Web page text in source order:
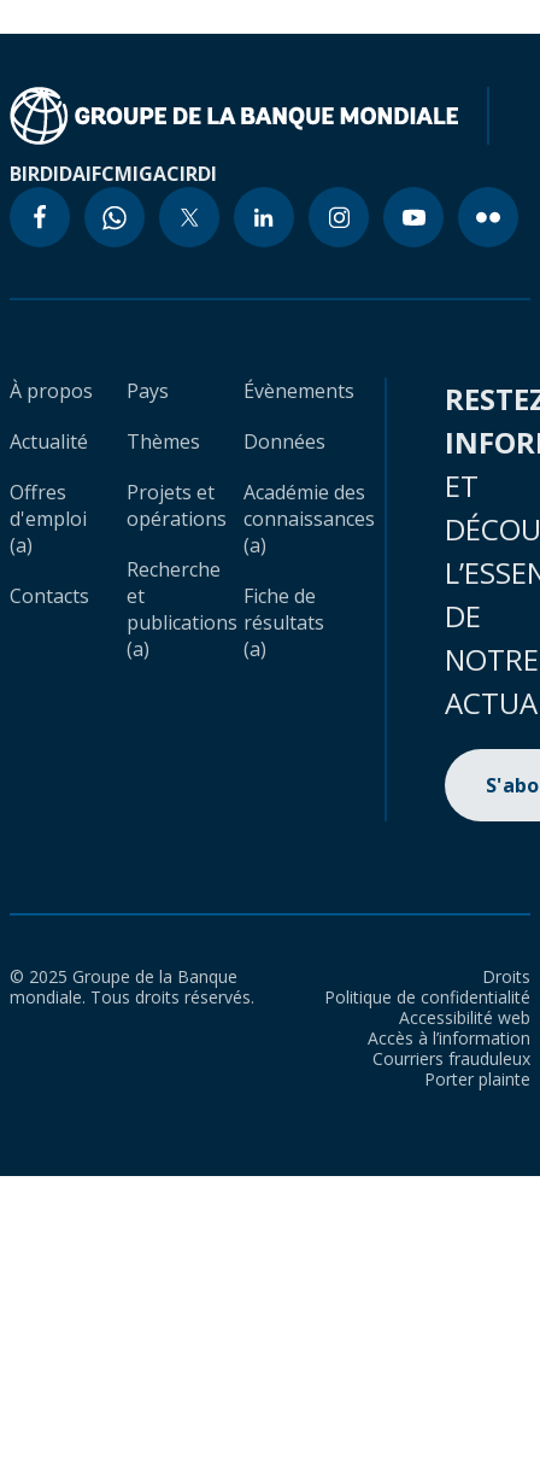
BIRDIDAIFCMIGACIRDI
À propos
Actualité
Offres
d'emploi
(a)
Contacts
Pays
Thèmes
Projets et
opérations
Recherche
et
publications
(a)
Évènements
Données
Académie des
connaissances
(a)
Fiche de
résultats
(a)
ET
DE
NOTRE
© 2025 Groupe de la Banque
mondiale. Tous droits réservés.
Droits
Politique de confidentialité
Accessibilité web
Accès à l’information
Courriers frauduleux
Porter plainte